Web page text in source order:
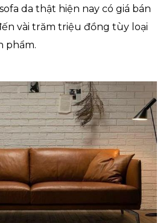
da thật hiện nay có giá bán
vài trăm triệu đồng tùy loại
phẩm.